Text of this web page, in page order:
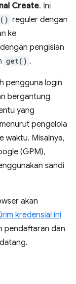
Create. Ini
reguler dengan
ke
pengisian
get() .
pengguna login
bergantung
yang
pengelola
waktu. Misalnya,
(GPM),
sandi
akan
kredensial ini
pendaftaran dan